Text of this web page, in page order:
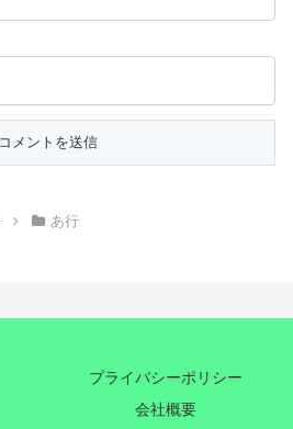
あ行
プライバシーポリシー
会社概要